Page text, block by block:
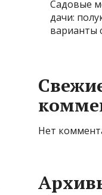
Садовые
дачи:
варианты
Нет